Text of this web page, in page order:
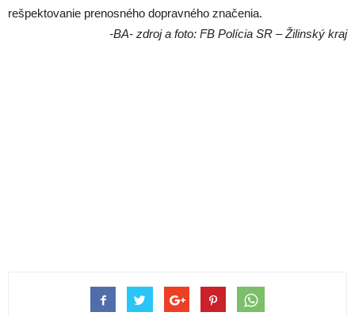
rešpektovanie prenosného dopravného značenia.
-BA- zdroj a foto: FB Polícia SR – Žilinský kraj